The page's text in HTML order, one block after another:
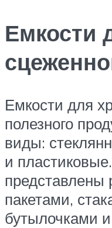
Емкости
Емкости для
полезного
виды:
и
представлены
пакетами,
бутылочками